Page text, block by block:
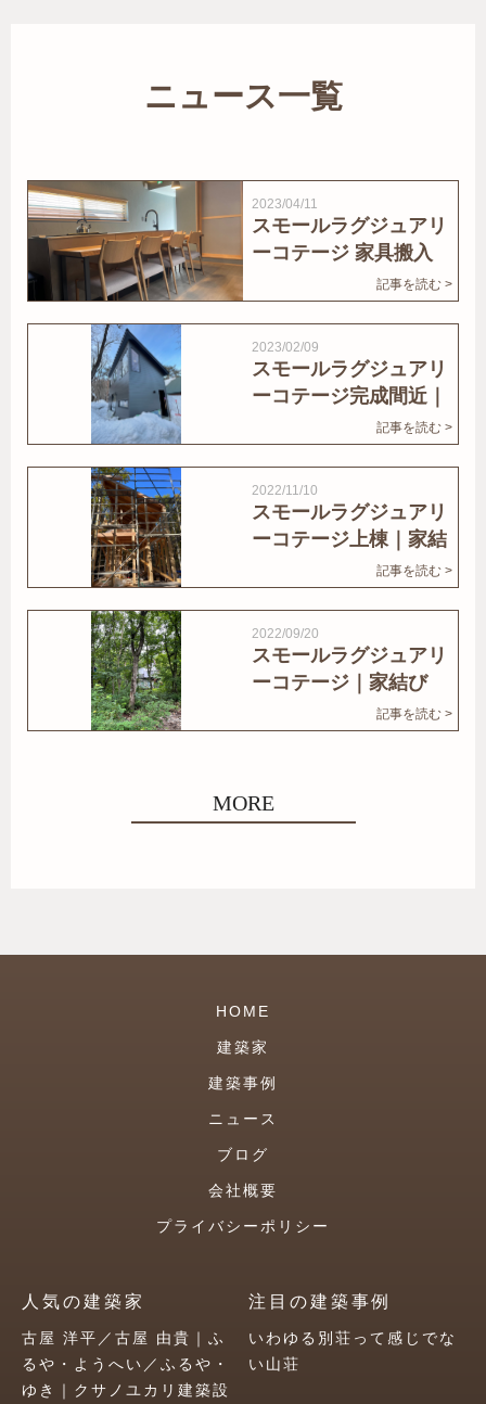
ニュース一覧
2023/04/11
スモールラグジュアリ
ーコテージ 家具搬入
記事を読む >
2023/02/09
スモールラグジュアリ
ーコテージ完成間近｜
記事を読む >
2022/11/10
スモールラグジュアリ
ーコテージ上棟｜家結
記事を読む >
2022/09/20
スモールラグジュアリ
ーコテージ｜家結び
記事を読む >
MORE
HOME
建築家
建築事例
ニュース
ブログ
会社概要
プライバシーポリシー
人気の建築家
古屋 洋平／古屋 由貴｜ふ
るや・ようへい／ふるや・
ゆき｜クサノユカリ建築設
注目の建築事例
いわゆる別荘って感じでな
い山荘